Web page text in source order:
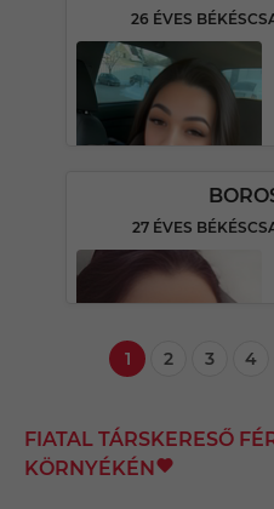
26 ÉVES
27 ÉVES
1 2 3 4
FIATAL TÁRSKERESŐ
KÖRNYÉKÉN